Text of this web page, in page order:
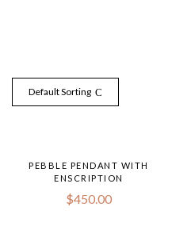
Default Sorting
PEBBLE PENDANT WITH
ENSCRIPTION
$450.00